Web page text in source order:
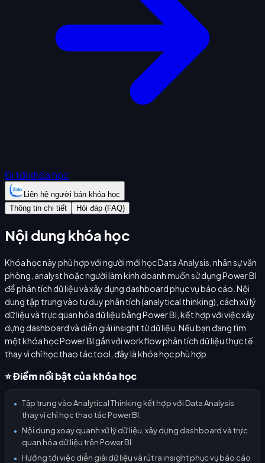
Đi tới khóa học
Liên hệ người bán khóa học
Thông tin chi tiết
Hỏi đáp (FAQ)
Nội dung khóa học
Khóa học này phù hợp với người mới học Data Analysis, nhân sự văn
phòng, analyst hoặc người làm kinh doanh muốn sử dụng Power BI
để phân tích dữ liệu và xây dựng dashboard phục vụ báo cáo. Nội
dung tập trung vào tư duy phân tích (analytical thinking), cách xử lý
dữ liệu và trực quan hóa dữ liệu bằng Power BI, kết hợp với việc xây
dựng dashboard và diễn giải insight từ dữ liệu. Nếu bạn đang tìm
một khóa học Power BI gắn với workflow phân tích dữ liệu thực tế
thay vì chỉ học thao tác tool, đây là khóa học phù hợp.
⭐ Điểm nổi bật của khóa học
●
Tập trung vào Analytical Thinking kết hợp với Data Analysis
thay vì chỉ học thao tác Power BI.
●
Nội dung xoay quanh xử lý dữ liệu, xây dựng dashboard và trực
quan hóa dữ liệu trên Power BI.
●
Hướng tới việc diễn giải dữ liệu và rút ra insight phục vụ báo cáo